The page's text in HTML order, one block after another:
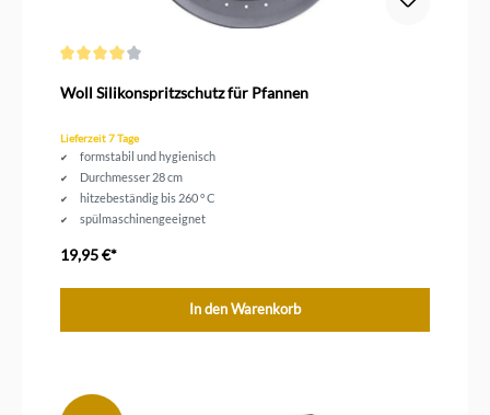
Woll Silikonspritzschutz für Pfannen
Lieferzeit 7 Tage
formstabil und hygienisch
Durchmesser 28 cm
hitzebeständig bis 260 ° C
spülmaschinengeeignet
19,95 €*
In den Warenkorb